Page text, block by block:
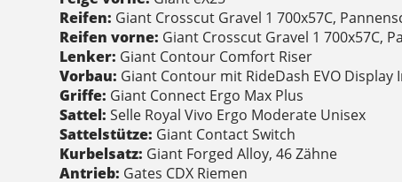
Reifen: Giant Crosscut Gravel 1 700x57C,
Reifen vorne: Giant Crosscut Gravel 1 700x57C,
Lenker: Giant Contour Comfort Riser
Vorbau: Giant Contour mit RideDash EVO Display
Griffe: Giant Connect Ergo Max Plus
Sattel: Selle Royal Vivo Ergo Moderate Unisex
Sattelstütze: Giant Contact Switch
Kurbelsatz: Giant Forged Alloy, 46 Zähne
Antrieb: Gates CDX Riemen